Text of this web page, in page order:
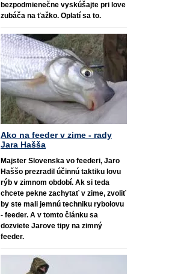
bezpodmienečne vyskúšajte pri love
zubáča na ťažko. Oplatí sa to.
Ako na feeder v zime - rady
Jara Hašša
Majster Slovenska vo feederi, Jaro
Haššo prezradil účinnú taktiku lovu
rýb v zimnom období. Ak si teda
chcete pekne zachytať v zime, zvoliť
by ste mali jemnú techniku rybolovu
- feeder. A v tomto článku sa
dozviete Jarove tipy na zimný
feeder.